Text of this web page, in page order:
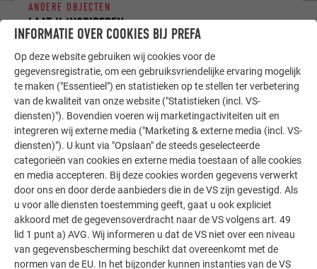
LAAT U INSPIREREN
ANDERE OBJECTEN
De PREFA referentiegallerij laat zien hoe veelzijdig
aluminium kan worden toegepast. Ontdek meer
indrukwekkende projecten met de duurzame PREFA
aluminiumoplossingen voor dak, zonne-energie en
gevel.
MEER REFERENTIES BEKIJKEN
INFORMATIE OVER COOKIES BIJ PREFA
Op deze website gebruiken wij cookies voor de
gegevensregistratie, om een gebruiksvriendelijke ervaring mogelijk
te maken ("Essentieel") en statistieken op te stellen ter verbetering
van de kwaliteit van onze website ("Statistieken (incl. VS-
diensten)"). Bovendien voeren wij marketingactiviteiten uit en
integreren wij externe media ("Marketing & externe media (incl. VS-
diensten)"). U kunt via "Opslaan" de steeds geselecteerde
categorieën van cookies en externe media toestaan of alle cookies
en media accepteren. Bij deze cookies worden gegevens verwerkt
door ons en door derde aanbieders die in de VS zijn gevestigd. Als
u voor alle diensten toestemming geeft, gaat u ook expliciet
akkoord met de gegevensoverdracht naar de VS volgens art. 49
lid 1 punt a) AVG. Wij informeren u dat de VS niet over een niveau
van gegevensbescherming beschikt dat overeenkomt met de
normen van de EU. In het bijzonder kunnen instanties van de VS